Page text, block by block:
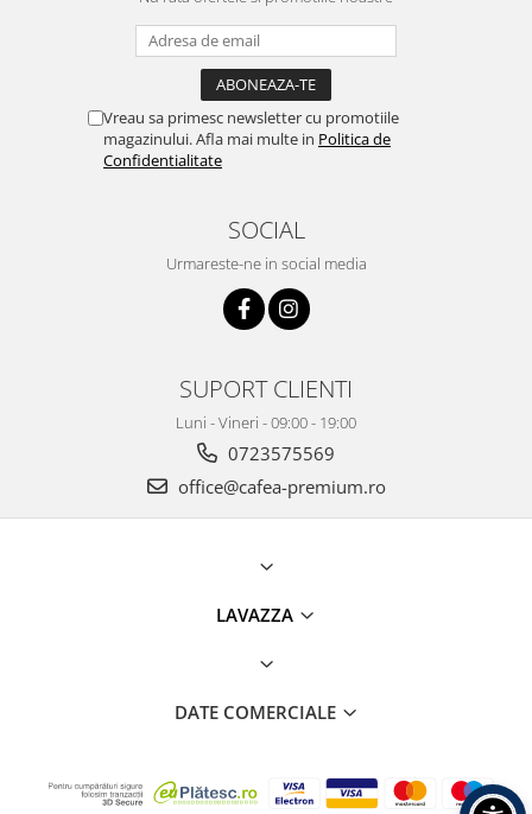
Vreau sa primesc newsletter cu promotiile
magazinului. Afla mai multe in Politica de
Confidentialitate
SOCIAL
Urmareste-ne in social media
SUPORT CLIENTI
Luni - Vineri - 09:00 - 19:00
0723575569
office@cafea-premium.ro
LAVAZZA
DATE COMERCIALE